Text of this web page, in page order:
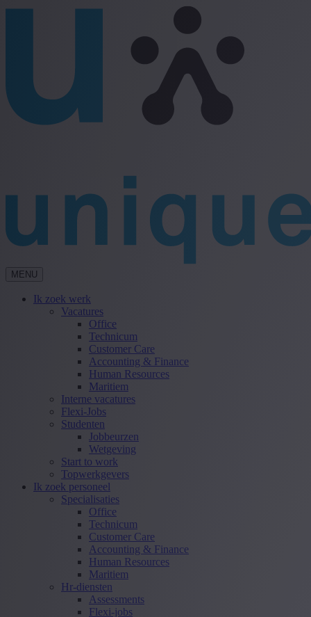
MENU
Ik zoek werk
Vacatures
Office
Technicum
Customer Care
Accounting & Finance
Human Resources
Maritiem
Interne vacatures
Flexi-Jobs
Studenten
Jobbeurzen
Wetgeving
Start to work
Topwerkgevers
Ik zoek personeel
Specialisaties
Office
Technicum
Customer Care
Accounting & Finance
Human Resources
Maritiem
Hr-diensten
Assessments
Flexi-jobs